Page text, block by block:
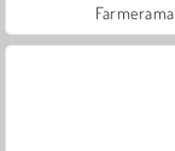
Farmerama